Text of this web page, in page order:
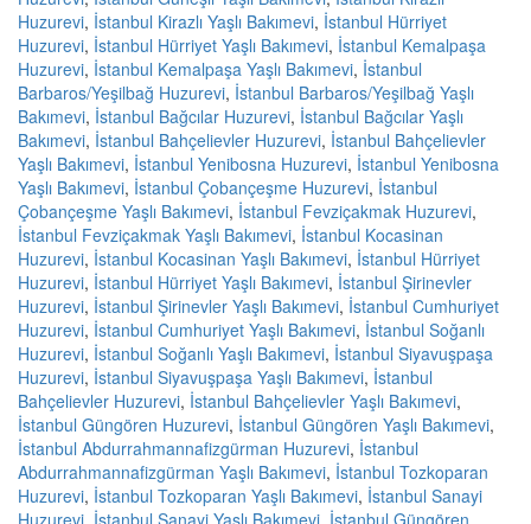
Huzurevi, İstanbul Kirazlı Yaşlı Bakımevi, İstanbul Hürriyet
Huzurevi, İstanbul Hürriyet Yaşlı Bakımevi, İstanbul Kemalpaşa
Huzurevi, İstanbul Kemalpaşa Yaşlı Bakımevi, İstanbul
Barbaros/Yeşilbağ Huzurevi, İstanbul Barbaros/Yeşilbağ Yaşlı
Bakımevi, İstanbul Bağcılar Huzurevi, İstanbul Bağcılar Yaşlı
Bakımevi, İstanbul Bahçelievler Huzurevi, İstanbul Bahçelievler
Yaşlı Bakımevi, İstanbul Yenibosna Huzurevi, İstanbul Yenibosna
Yaşlı Bakımevi, İstanbul Çobançeşme Huzurevi, İstanbul
Çobançeşme Yaşlı Bakımevi, İstanbul Fevziçakmak Huzurevi,
İstanbul Fevziçakmak Yaşlı Bakımevi, İstanbul Kocasinan
Huzurevi, İstanbul Kocasinan Yaşlı Bakımevi, İstanbul Hürriyet
Huzurevi, İstanbul Hürriyet Yaşlı Bakımevi, İstanbul Şirinevler
Huzurevi, İstanbul Şirinevler Yaşlı Bakımevi, İstanbul Cumhuriyet
Huzurevi, İstanbul Cumhuriyet Yaşlı Bakımevi, İstanbul Soğanlı
Huzurevi, İstanbul Soğanlı Yaşlı Bakımevi, İstanbul Siyavuşpaşa
Huzurevi, İstanbul Siyavuşpaşa Yaşlı Bakımevi, İstanbul
Bahçelievler Huzurevi, İstanbul Bahçelievler Yaşlı Bakımevi,
İstanbul Güngören Huzurevi, İstanbul Güngören Yaşlı Bakımevi,
İstanbul Abdurrahmannafizgürman Huzurevi, İstanbul
Abdurrahmannafizgürman Yaşlı Bakımevi, İstanbul Tozkoparan
Huzurevi, İstanbul Tozkoparan Yaşlı Bakımevi, İstanbul Sanayi
Huzurevi İstanbul Sanayi Yaşlı Bakımevi İstanbul Güngören